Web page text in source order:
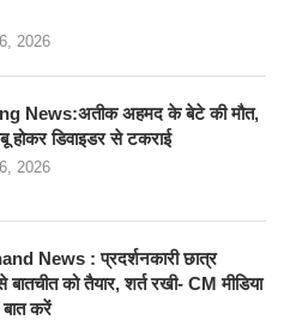
2026
News:अतीक अहमद के बेटे की मौत,
होकर डिवाइडर से टकराई
2026
News : प्रदर्शनकारी छात्र
को तैयार, शर्त रखी- CM मीडिया
करें